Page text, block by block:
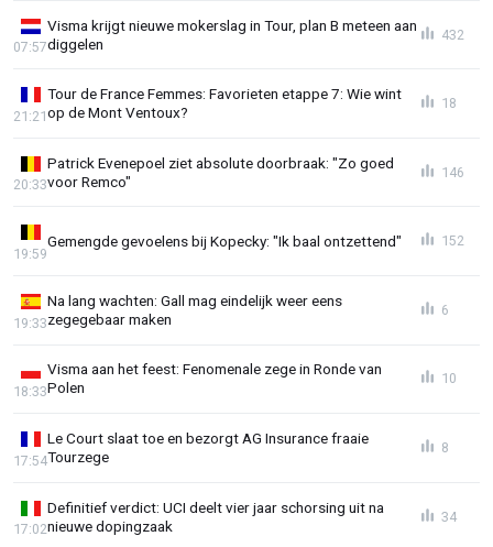
Visma krijgt nieuwe mokerslag in Tour, plan B meteen aan
diggelen
07:57
432
Tour de France Femmes: Favorieten etappe 7: Wie wint
op de Mont Ventoux?
21:21
18
Patrick Evenepoel ziet absolute doorbraak: "Zo goed
voor Remco"
20:33
146
Gemengde gevoelens bij Kopecky: "Ik baal ontzettend"
19:59
152
Na lang wachten: Gall mag eindelijk weer eens
zegegebaar maken
19:33
6
Visma aan het feest: Fenomenale zege in Ronde van
Polen
18:33
10
Le Court slaat toe en bezorgt AG Insurance fraaie
Tourzege
17:54
8
Definitief verdict: UCI deelt vier jaar schorsing uit na
nieuwe dopingzaak
17:02
34